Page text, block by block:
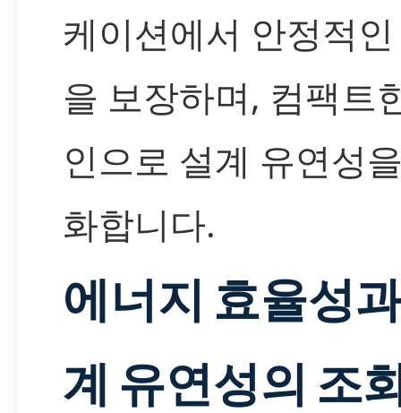
케이션에서 안정적
을 보장하며, 컴팩트
인으로 설계 유연성
화합니다.
에너지 효율성
계 유연성의 조